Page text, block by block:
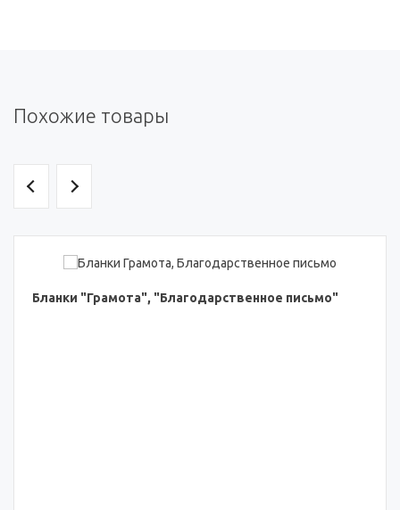
Похожие товары
Бланки "Грамота", "Благодарственное письмо"